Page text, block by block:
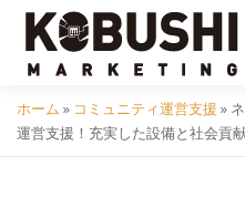
会社概要 採用 クラ
ホーム » コミュニティ運営支援 »
運営支援！充実した設備と社会貢